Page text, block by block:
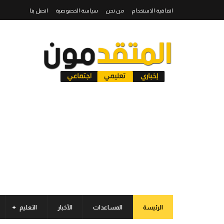
اتفاقية الاستخدام من نحن سياسة الخصوصية اتصل بنا
الرئيسة المساعدات الأخبار التعليم